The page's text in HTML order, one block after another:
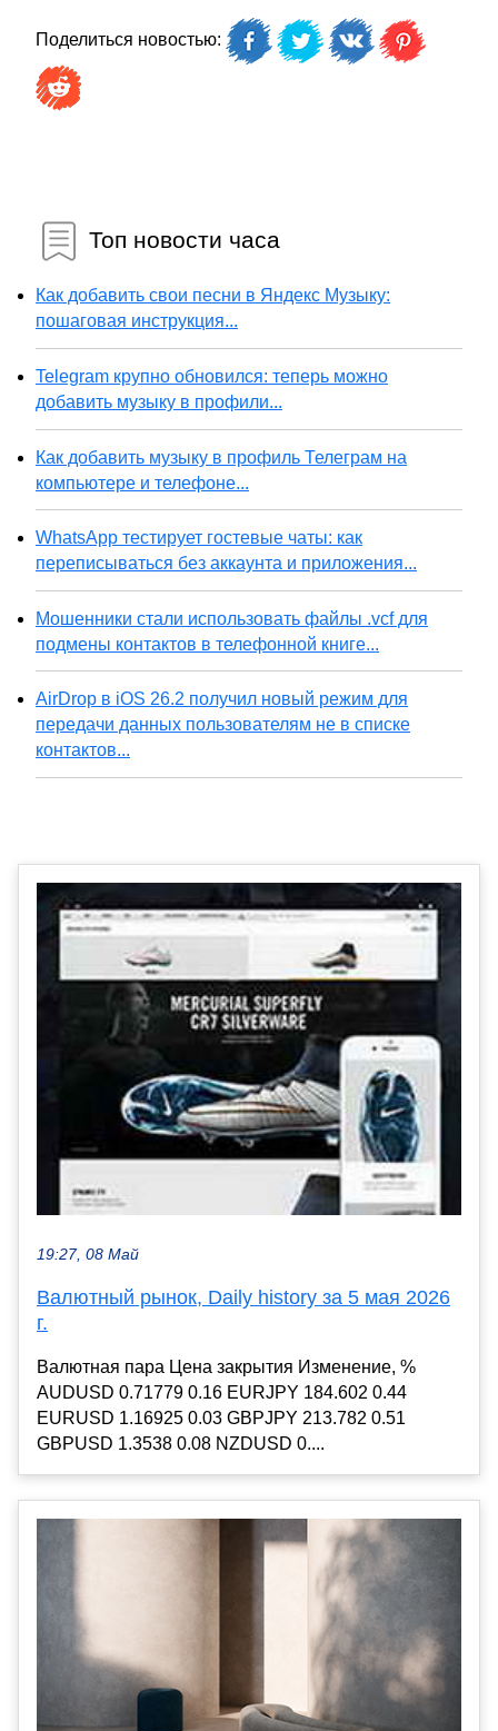
Поделиться новостью:
Топ новости часа
Как добавить свои песни в Яндекс Музыку:
пошаговая инструкция...
Telegram крупно обновился: теперь можно
добавить музыку в профили...
Как добавить музыку в профиль Телеграм на
компьютере и телефоне...
WhatsApp тестирует гостевые чаты: как
переписываться без аккаунта и приложения...
Мошенники стали использовать файлы .vcf для
подмены контактов в телефонной книге...
AirDrop в iOS 26.2 получил новый режим для
передачи данных пользователям не в списке
контактов...
19:27, 08 Май
Валютный рынок, Daily history за 5 мая 2026
г.
Валютная пара Цена закрытия Изменение, %
AUDUSD 0.71779 0.16 EURJPY 184.602 0.44
EURUSD 1.16925 0.03 GBPJPY 213.782 0.51
GBPUSD 1.3538 0.08 NZDUSD 0....